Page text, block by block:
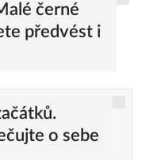
černé
předvést i
o sebe